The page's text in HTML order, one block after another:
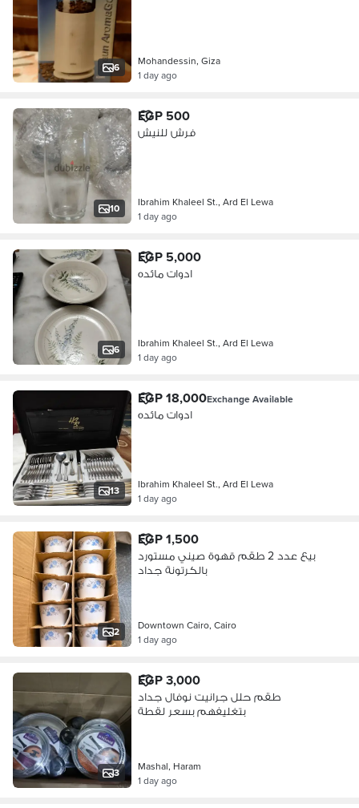
6
Mohandessin, Giza
1 day ago
10
EGP 500
فرش للنيش
Ibrahim Khaleel St., Ard El Lewa
1 day ago
6
EGP 5,000
ادوات مائده
Ibrahim Khaleel St., Ard El Lewa
1 day ago
13
EGP 18,000Exchange Available
ادوات مائده
Ibrahim Khaleel St., Ard El Lewa
1 day ago
2
EGP 1,500
بيع عدد 2 طقم قهوة صيني مستورد
بالكرتونة جداد
Downtown Cairo, Cairo
1 day ago
3
EGP 3,000
طقم حلل جرانيت نوفال جداد
بتغليفهم بسعر لقطة
Mashal, Haram
1 day ago